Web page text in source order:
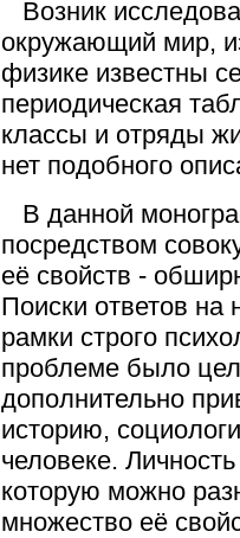
Возник
окружающий мир,
физике известны
периодическая
классы и отряды
нет подобного
В данной
посредством
её свойств -
Поиски ответов на
рамки строго
проблеме было
дополнительно
историю,
человеке.
которую можно
множество её